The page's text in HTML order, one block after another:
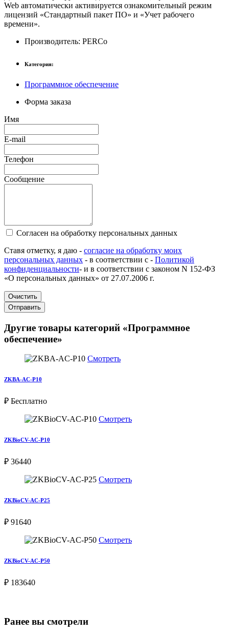
Web автоматически активируется ознакомительный режим
лицензий «Стандартный пакет ПО» и «Учет рабочего
времени».
Производитель: PERCo
Категория:
Программное обеспечение
Форма заказа
Имя
E-mail
Телефон
Сообщение
Согласен на обработку персональных данных
Ставя отметку, я даю - согласие на обработку моих
персональных данных - в соответствии с - Политикой
конфиденциальности- и в соответствии с законом N 152-ФЗ
«О персональных данных» от 27.07.2006 г.
Очистить
Отправить
Другие товары категорий «Программное
обеспечение»
Смотреть
ZKBA-AC-P10
₽ Бесплатно
Смотреть
ZKBioCV-AC-P10
₽ 36440
Смотреть
ZKBioCV-AC-P25
₽ 91640
Смотреть
ZKBioCV-AC-P50
₽ 183640
Ранее вы смотрели